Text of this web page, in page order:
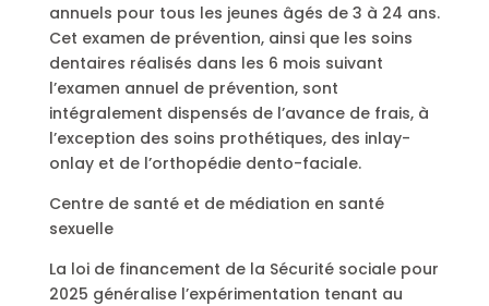
annuels pour tous les jeunes âgés de 3 à 24 ans.
Cet examen de prévention, ainsi que les soins
dentaires réalisés dans les 6 mois suivant
l’examen annuel de prévention, sont
intégralement dispensés de l’avance de frais, à
l’exception des soins prothétiques, des inlay-
onlay et de l’orthopédie dento-faciale.
Centre de santé et de médiation en santé
sexuelle
La loi de financement de la Sécurité sociale pour
2025 généralise l’expérimentation tenant au